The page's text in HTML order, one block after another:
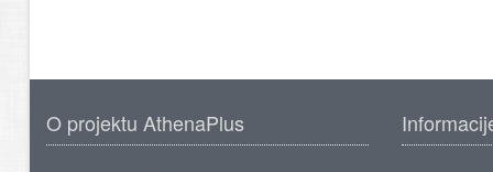
O projektu AthenaPlus